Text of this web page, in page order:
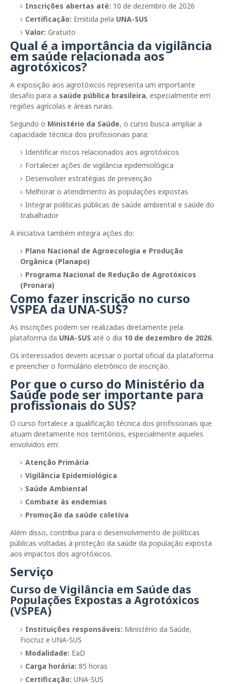
Inscrições abertas até: 10 de dezembro de 2026
Certificação: Emitida pela UNA-SUS
Valor: Gratuito
Qual é a importância da vigilância
em saúde relacionada aos
agrotóxicos?
A exposição aos agrotóxicos representa um importante
desafio para a saúde pública brasileira, especialmente em
regiões agrícolas e áreas rurais.
Segundo o Ministério da Saúde, o curso busca ampliar a
capacidade técnica dos profissionais para:
Identificar riscos relacionados aos agrotóxicos
Fortalecer ações de vigilância epidemiológica
Desenvolver estratégias de prevenção
Melhorar o atendimento às populações expostas
Integrar políticas públicas de saúde ambiental e saúde do
trabalhador
A iniciativa também integra ações do:
Plano Nacional de Agroecologia e Produção
Orgânica (Planapo)
Programa Nacional de Redução de Agrotóxicos
(Pronara)
Como fazer inscrição no curso
VSPEA da UNA-SUS?
As inscrições podem ser realizadas diretamente pela
plataforma da UNA-SUS até o dia 10 de dezembro de 2026.
Os interessados devem acessar o portal oficial da plataforma
e preencher o formulário eletrônico de inscrição.
Por que o curso do Ministério da
Saúde pode ser importante para
profissionais do SUS?
O curso fortalece a qualificação técnica dos profissionais que
atuam diretamente nos territórios, especialmente aqueles
envolvidos em:
Atenção Primária
Vigilância Epidemiológica
Saúde Ambiental
Combate às endemias
Promoção da saúde coletiva
Além disso, contribui para o desenvolvimento de políticas
públicas voltadas à proteção da saúde da população exposta
aos impactos dos agrotóxicos.
Serviço
Curso de Vigilância em Saúde das
Populações Expostas a Agrotóxicos
(VSPEA)
Instituições responsáveis: Ministério da Saúde,
Fiocruz e UNA-SUS
Modalidade: EaD
Carga horária: 85 horas
Certificação: UNA-SUS